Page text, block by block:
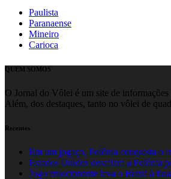
Paulista
Paranaense
Mineiro
Carioca
QUEM SOMOS
O Jornal do Vôlei é um site de
Além, dos destaques, tanto no vôlei de
Recentes
Em um jogaço, Polônia conquista o
Estados Unidos desafiam a Polônia
Jogo emocionante leva o Brasil à